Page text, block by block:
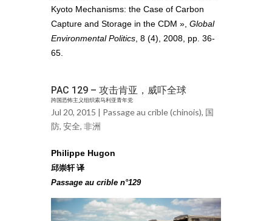
Kyoto Mechanisms: the Case of Carbon
Capture and Storage in the CDM », Global
Environmental Politics , 8 (4), 2008, pp. 36-
65.
PAC 129 – 攻击肯亚，威吓全球
跨国恐怖主义组织索马利亚青年党
Jul 20, 2015 | Passage au crible (chinois), 国
防, 安全, 非洲
Philippe Hugon
邱崇轩 译
Passage au crible n°129